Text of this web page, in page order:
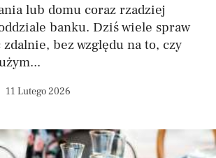
lub domu coraz rzadziej
banku. Dziś wiele spraw
zdalnie, bez względu na to, czy
11 Lutego 2026